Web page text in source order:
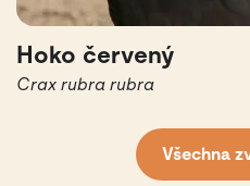
Hoko červený
Crax rubra rubra
Všechna